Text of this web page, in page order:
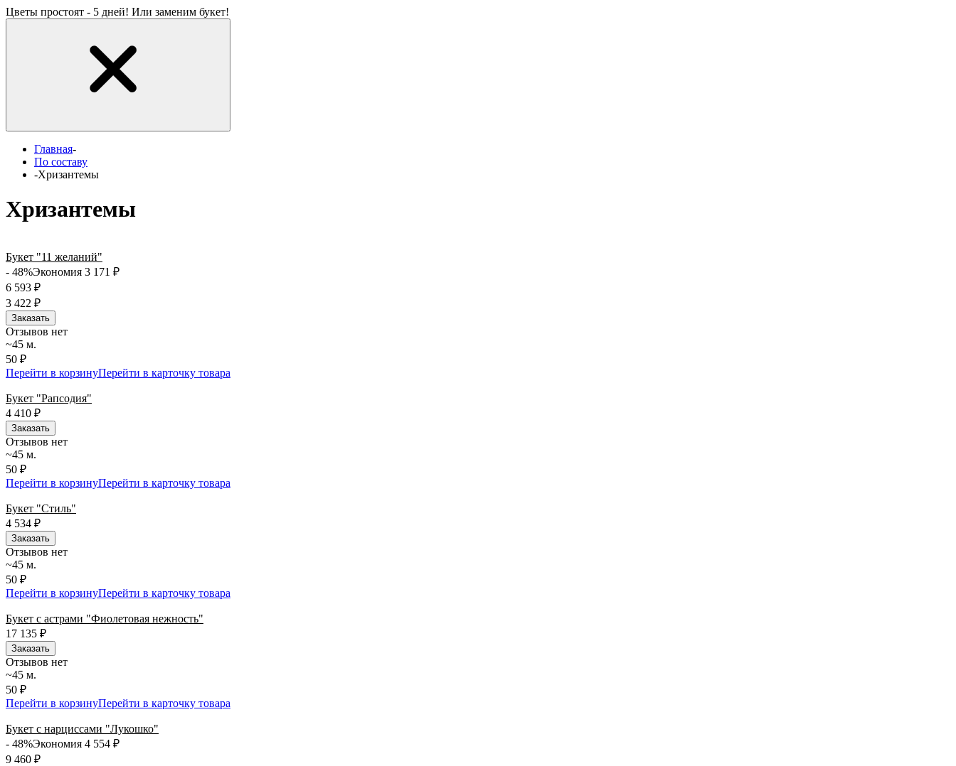
Цветы простоят - 5 дней! Или заменим букет!
Главная-
По составу
-Хризантемы
Хризантемы
Букет "11 желаний"
- 48%Экономия 3 171 ₽
6 593 ₽
3 422 ₽
Заказать
Отзывов нет
~45 м.
50 ₽
Перейти в корзинуПерейти в карточку товара
Букет "Рапсодия"
4 410 ₽
Заказать
Отзывов нет
~45 м.
50 ₽
Перейти в корзинуПерейти в карточку товара
Букет "Стиль"
4 534 ₽
Заказать
Отзывов нет
~45 м.
50 ₽
Перейти в корзинуПерейти в карточку товара
Букет с астрами "Фиолетовая нежность"
17 135 ₽
Заказать
Отзывов нет
~45 м.
50 ₽
Перейти в корзинуПерейти в карточку товара
Букет с нарциссами "Лукошко"
- 48%Экономия 4 554 ₽
9 460 ₽